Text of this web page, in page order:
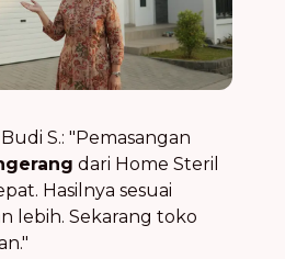
S.: "Pemasangan
dari Home Steril
Hasilnya sesuai
lebih. Sekarang toko